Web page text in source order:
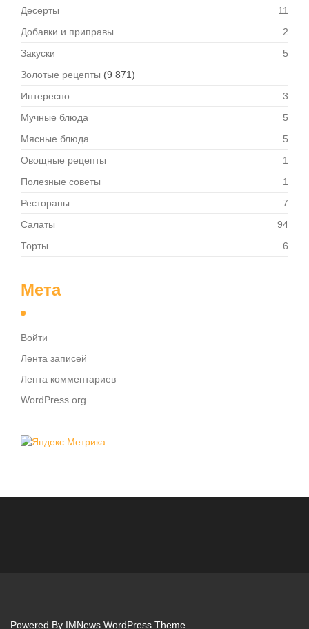
Десерты
11
Добавки и приправы
2
Закуски
5
Золотые рецепты (9 871)
Интересно
3
Мучные блюда
5
Мясные блюда
5
Овощные рецепты
1
Полезные советы
1
Рестораны
7
Салаты
94
Торты
6
Мета
Войти
Лента записей
Лента комментариев
WordPress.org
Powered By IMNews WordPress Theme